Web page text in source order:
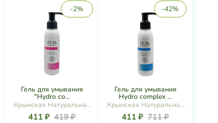
-2%
Гель для умывания
"Hydro co...
Крымская Натуральная
Коллекция
411 ₽ 419 ₽
-42%
Гель для умывания
Hydro complex ...
Крымская Натуральная
Коллекция
411 ₽ 711 ₽